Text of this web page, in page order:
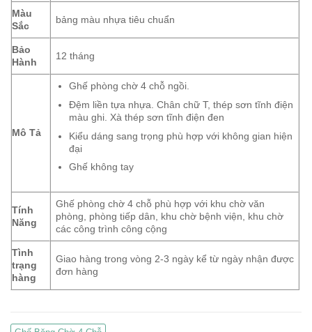
Màu
Sắc
bảng màu nhựa tiêu chuẩn
Bảo
Hành
12 tháng
Mô Tả
Ghế phòng chờ 4 chỗ ngồi.
Đệm liền tựa nhựa. Chân chữ T, thép sơn tĩnh điện
màu ghi. Xà thép sơn tĩnh điện đen
Kiểu dáng sang trọng phù hợp với không gian hiện
đại
Ghế không tay
Tính
Năng
Ghế phòng chờ 4 chỗ phù hợp với khu chờ văn
phòng, phòng tiếp dân, khu chờ bệnh viện, khu chờ
các công trình công cộng
Tình
trạng
hàng
Giao hàng trong vòng 2-3 ngày kể từ ngày nhận được
đơn hàng